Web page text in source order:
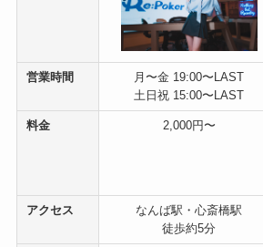
営業時間
月〜金 19:00〜LAST
土日祝 15:00〜LAST
料金 2,000円〜
アクセス
なんば駅・心斎橋駅
徒歩約5分